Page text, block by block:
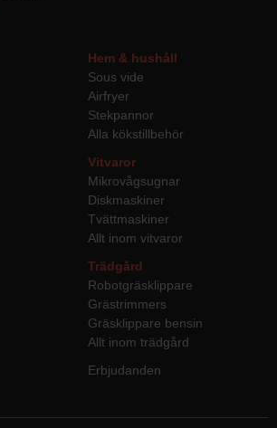
Hem & hushåll
Sous vide
Airfryer
Stekpannor
Alla kökstillbehör
Vitvaror
Mikrovågsugnar
Diskmaskiner
Tvättmaskiner
Allt inom vitvaror
Trädgård
Robotgräsklippare
Grästrimmers
Gräsklippare bensin
Allt inom trädgård
Erbjudanden